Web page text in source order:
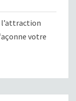
l’attraction
votre